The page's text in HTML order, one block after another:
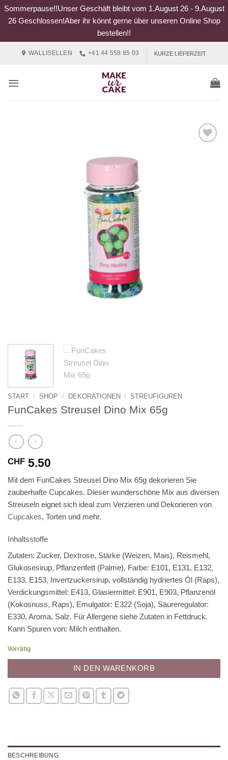
Sommerpause!!Unser Geschäft bleibt vom 1.August 26 - 9.August
26 Geschlossen!Aber ihr könnt gerne über unseren Online Shop
bestellen!!
WALLISELLEN +41 44 558 85 03 KURZE LIEFERZEIT
START / SHOP / DEKORATIONEN / STREUFIGUREN
FunCakes Streusel Dino Mix 65g
CHF 5.50
Mit dem FunCakes Streusel Dino Mix 65g dekorieren Sie
zauberhafte Cupcakes. Dieser wunderschöne Mix aus diversen
Streuseln eignet sich ideal zum Verzieren und Dekorieren von
Cupcakes, Torten und mehr.
Inhaltsstoffe
Zutaten: Zucker, Dextrose, Stärke (Weizen, Mais), Reismehl,
Glukosesirup, Pflanzenfett (Palme), Farbe: E101, E131, E132,
E133, E153, Invertzuckersirup, vollständig hydriertes Öl (Raps),
Verdickungsmittel: E413, Glasiermittel: E901, E903, Pflanzenöl
(Kokosnuss, Raps), Emulgator: E322 (Soja), Säureregulator:
E330, Aroma, Salz. Für Allergene siehe Zutaten in Fettdruck.
Kann Spuren von: Milch enthalten.
Vorrätig
IN DEN WARENKORB
BESCHREIBUNG